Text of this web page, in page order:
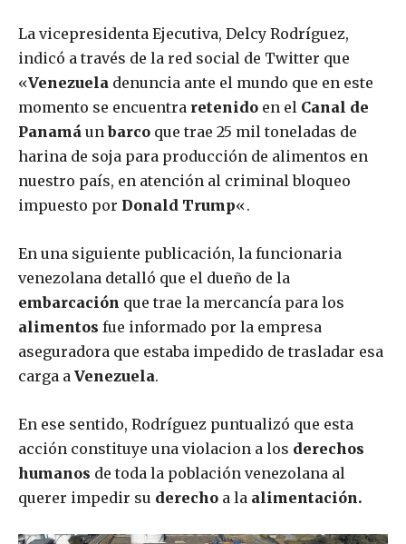
La vicepresidenta Ejecutiva, Delcy Rodríguez,
indicó a través de la red social de Twitter que
«Venezuela denuncia ante el mundo que en este
momento se encuentra retenido en el Canal de
Panamá un barco que trae 25 mil toneladas de
harina de soja para producción de alimentos en
nuestro país, en atención al criminal bloqueo
impuesto por Donald Trump«.
En una siguiente publicación, la funcionaria
venezolana detalló que el dueño de la
embarcación que trae la mercancía para los
alimentos fue informado por la empresa
aseguradora que estaba impedido de trasladar esa
carga a Venezuela.
En ese sentido, Rodríguez puntualizó que esta
acción constituye una violacion a los derechos
humanos de toda la población venezolana al
querer impedir su derecho a la alimentación.